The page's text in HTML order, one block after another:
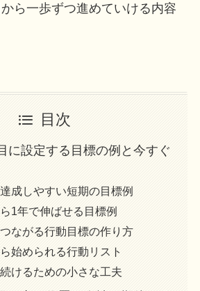
ら一歩ずつ進めていける内容
目次
に設定する目標の例と今すぐ
成しやすい短期の目標例
1年で伸ばせる目標例
ながる行動目標の作り方
始められる行動リスト
けるための小さな工夫